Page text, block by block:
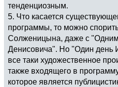
тенденциозным.
5. Что касается
программы, то можно
Солженицына, даже с
Денисовича". Но "Один день
все таки художественное
также входящего в
которое является